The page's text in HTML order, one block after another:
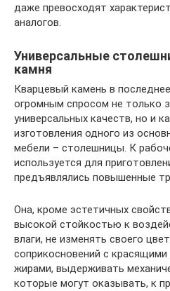
даже превосходят
аналогов.
Универсальные
камня
Кварцевый камень в
огромным спросом не только
универсальных качеств, но и
изготовления одного из
мебели – столешницы. К
используется для
предъявлялись повышенные
Она, кроме эстетичных
высокой стойкостью к
влаги, не изменять своего
соприкосновений с красящими
жирами, выдерживать
которые могут оказывать, к